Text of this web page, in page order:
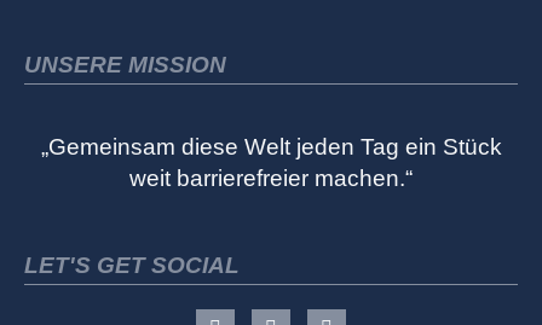
UNSERE MISSION
„Gemeinsam diese Welt jeden Tag ein Stück
weit barrierefreier machen.“
LET'S GET SOCIAL